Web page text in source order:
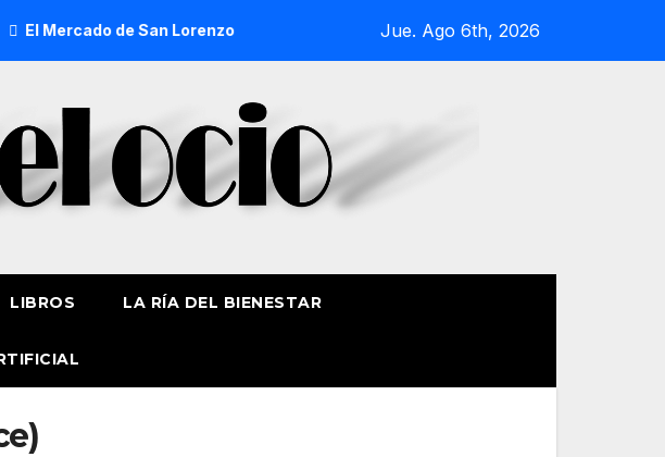
El Mercado de San Lorenzo de Getxo reunirá a más de 50 productores del País Vasco
Jue. Ago 6th, 2026
LIBROS LA RÍA DEL BIENESTAR